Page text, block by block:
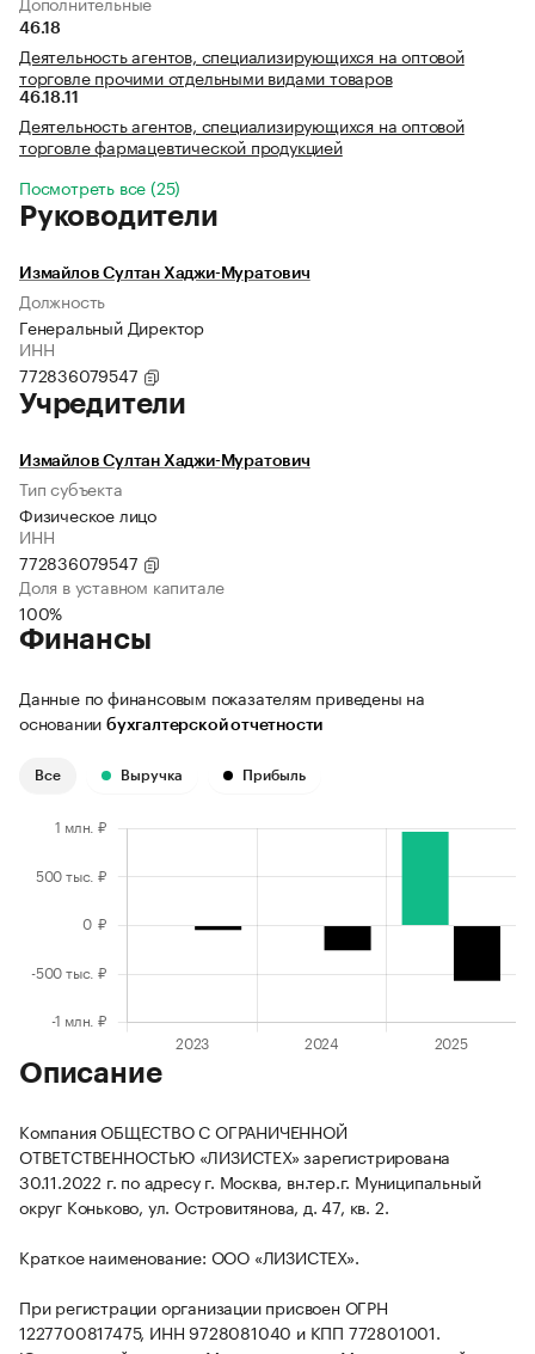
46.18
Деятельность агентов, специализирующихся на оптовой
торговле прочими отдельными видами товаров
46.18.11
Деятельность агентов, специализирующихся на оптовой
торговле фармацевтической продукцией
Посмотреть все (25)
Руководители
Измайлов Султан Хаджи-Муратович
Должность
Генеральный Директор
ИНН
772836079547
Учредители
Измайлов Султан Хаджи-Муратович
Тип субъекта
Физическое лицо
ИНН
772836079547
Доля в уставном капитале
100%
Финансы
Данные по финансовым показателям приведены на
основании бухгалтерской отчетности
Все Выручка Прибыль
Описание
Компания ОБЩЕСТВО С ОГРАНИЧЕННОЙ
ОТВЕТСТВЕННОСТЬЮ «ЛИЗИСТЕХ» зарегистрирована
30.11.2022 г. по адресу г. Москва, вн.тер.г. Муниципальный
округ Коньково, ул. Островитянова, д. 47, кв. 2.
Краткое наименование: ООО «ЛИЗИСТЕХ».
При регистрации организации присвоен ОГРН
1227700817475, ИНН 9728081040 и КПП 772801001.